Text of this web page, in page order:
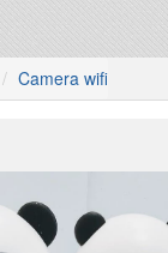
Camera wifi